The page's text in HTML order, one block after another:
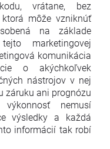
vrátane, bez
môže vzniknúť
na základe
marketingovej
komunikácia
o akýchkoľvek
nástrojov v nej
záruku ani prognózu
nemusí
výsledky a každá
informácií tak robí